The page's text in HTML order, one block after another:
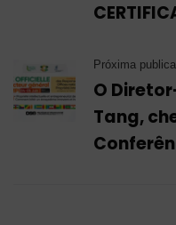
Próxima
O
Tang,